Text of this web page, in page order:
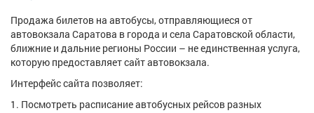
Продажа билетов на автобусы, отправляющиеся от
автовокзала Саратова в города и села Саратовской области,
ближние и дальние регионы России – не единственная услуга,
которую предоставляет сайт автовокзала.
Интерфейс сайта позволяет:
Посмотреть расписание автобусных рейсов разных